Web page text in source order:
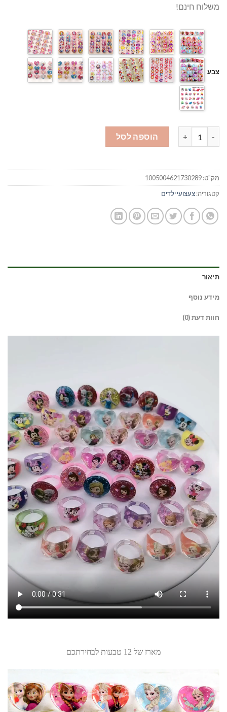
היה:
משלוח חינם!
צבע
כמות של טבעות של אנה ואלזה
הוספה לסל
מק"ט:1005004621730289
קטגוריה:צעצועי ילדים
תיאור
מידע נוסף
חוות דעת (0)
מארז של 12 טבעות לבחירתכם